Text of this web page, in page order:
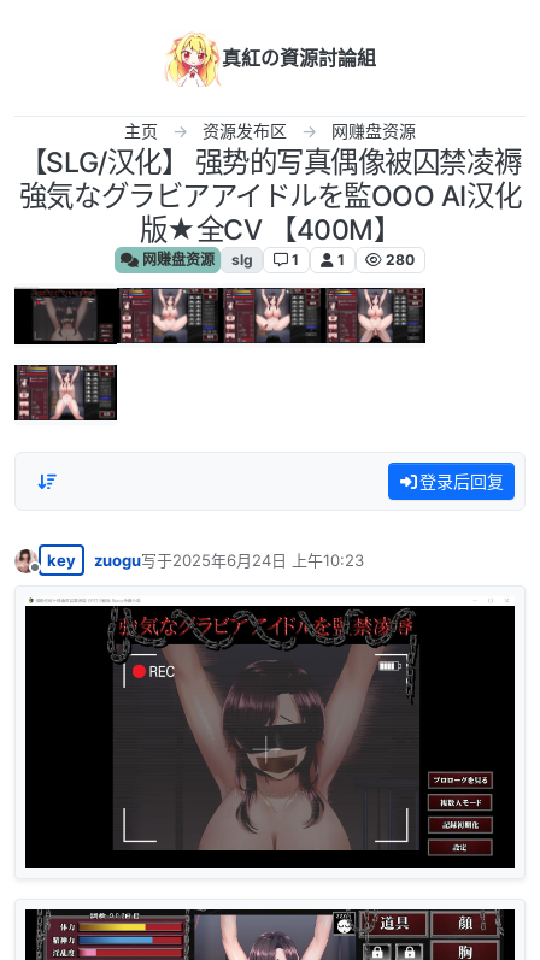
真紅の資源討論組
主页 资源发布区 网赚盘资源
【SLG/汉化】 强势的写真偶像被囚禁凌褥
強気なグラビアアイドルを監OOO AI汉化
版★全CV 【400M】
网赚盘资源 slg 1 1 280
登录后回复
离线
key zuogu写于2025年6月24日 上午10:23
最后由 编辑